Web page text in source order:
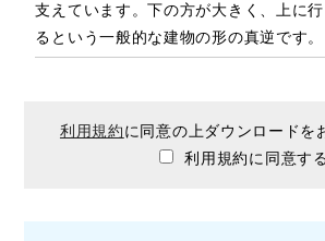
支えています。下の方が大きく、上に
るという一般的な建物の形の真逆です。
利用規約に同意の上ダウンロードを
利用規約に同意す